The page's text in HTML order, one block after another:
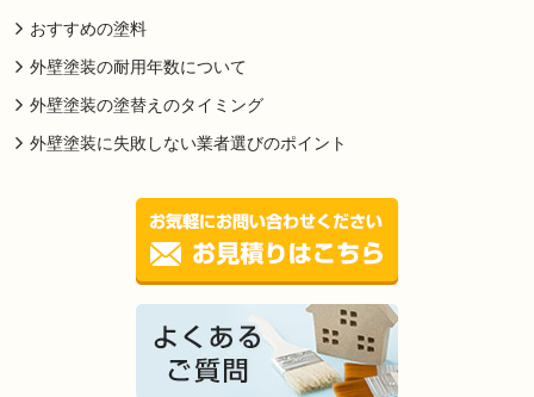
おすすめの塗料
外壁塗装の耐用年数について
外壁塗装の塗替えのタイミング
外壁塗装に失敗しない業者選びのポイント